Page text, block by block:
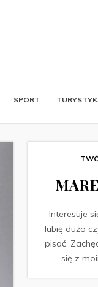
SPORT
Interesuje
lubię dużo
pisać.
się z